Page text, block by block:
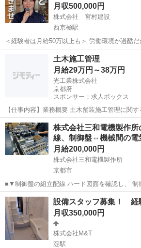
月収500,000円
株式会社 宮村建設
西京極駅
＜経験者は月給50万以上も＞ 労働環境が過酷だ
ありません。 会社の成長に必要なあなたの資
水準の報酬を提示します。 ＜未経験でも月給26万から＞ 学歴よりもや
西京極駅 施工管理
土木施工管理
月給29万円～38万円
光工業株式会社
京都府
スポンサー：求人ボックス
【仕事内容】業務概要 土木舗装施工管理に関
す。クライアントとの打ち合わせ、施工計画の
程、品質管理を担っていただきます。 ・土木舗
イアントとの打ち合わせ ・施工計画の立案...
正社員
株式会社三和電機製作
線、制御盤⇔機械間の
月給200,000円
株式会社三和電機製作所
京都市
■▼制御盤の組立配線 ハード図面を確認し、 制
業を行います。 ▼制御盤・機械間の電気配線工
械をつなぐ作業です。 モーターやセンサー、電
事を行います。 ★基礎の基...
京都 京都市 鳶職
設備スタッフ募集！ 経
月収350,000円
株式会社M&T
淀駅